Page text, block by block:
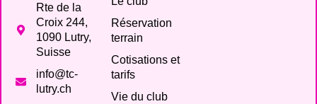
Rte de la
Croix 244,
1090 Lutry,
Suisse
info@tc-
lutry.ch
Réservation
terrain
Cotisations et
tarifs
Vie du club